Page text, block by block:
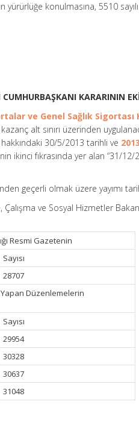
yürürlüğe konulmasına, 5510
KARARININ
ve Genel Sağlık Sigortası
alt sınırı üzerinden
30/5/2013 tarihli ve
ikinci fıkrasında yer alan “31/
geçerli olmak üzere yayımı
ve Sosyal Hizmetler
Resmi Gazetenin
Sayısı
28707
Düzenlemelerin
Sayısı
29954
30328
30637
31048